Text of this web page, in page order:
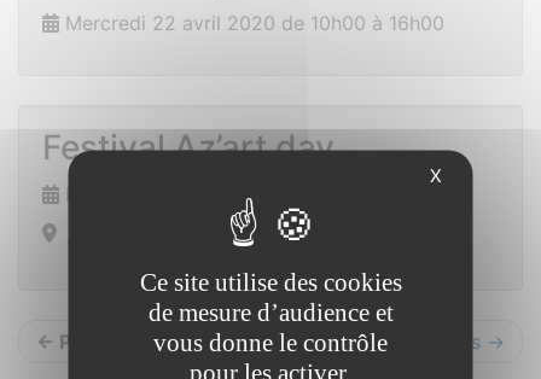
Mercredi 22 avril 2020 de 10h00 à 16h00
Festival Az’art day
Du 1er au 2 mai 2020
← Précédents Suivants →
X
Ce site utilise des cookies
de mesure d’audience et
vous donne le contrôle
pour les activer.